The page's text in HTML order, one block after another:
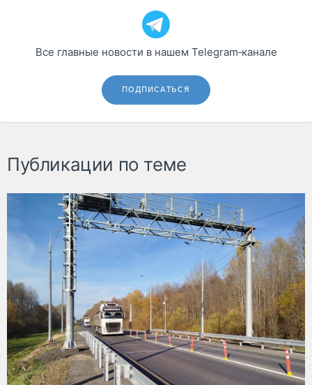
Все главные новости в нашем Telegram‑канале
ПОДПИСАТЬСЯ
Публикации по теме